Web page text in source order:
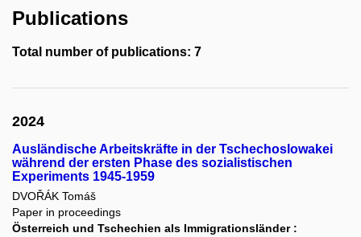
Publications
Total number of publications: 7
2024
Ausländische Arbeitskräfte in der Tschechoslowakei
während der ersten Phase des sozialistischen
Experiments 1945-1959
DVOŘÁK Tomáš
Paper in proceedings
Österreich und Tschechien als Immigrationsländer :